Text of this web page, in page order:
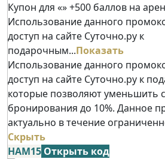
Купон для «» +500 баллов на
Использование данного
доступ на сайте Суточно.ру к
подарочным...Показать
Использование данного
доступ на сайте Суточно.ру к
которые позволяют уменьшить
бронирования до 10%. Данное
актуально в течение
Скрыть
НАМ15 Открыть код